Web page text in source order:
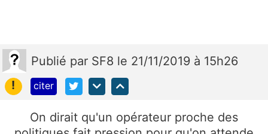
Publié par SF8 le 21/11/2019 à 15h26
!
citer
On dirait qu'un opérateur proche des